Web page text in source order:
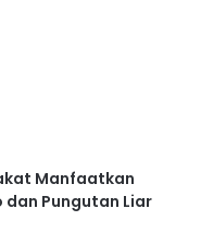
Manfaatkan
Pungutan Liar